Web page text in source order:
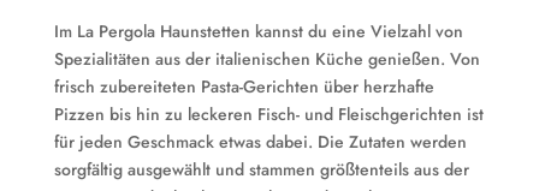
Im La Pergola Haunstetten kannst du eine Vielzahl von
Spezialitäten aus der italienischen Küche genießen. Von
frisch zubereiteten Pasta-Gerichten über herzhafte
Pizzen bis hin zu leckeren Fisch- und Fleischgerichten ist
für jeden Geschmack etwas dabei. Die Zutaten werden
sorgfältig ausgewählt und stammen größtenteils aus der